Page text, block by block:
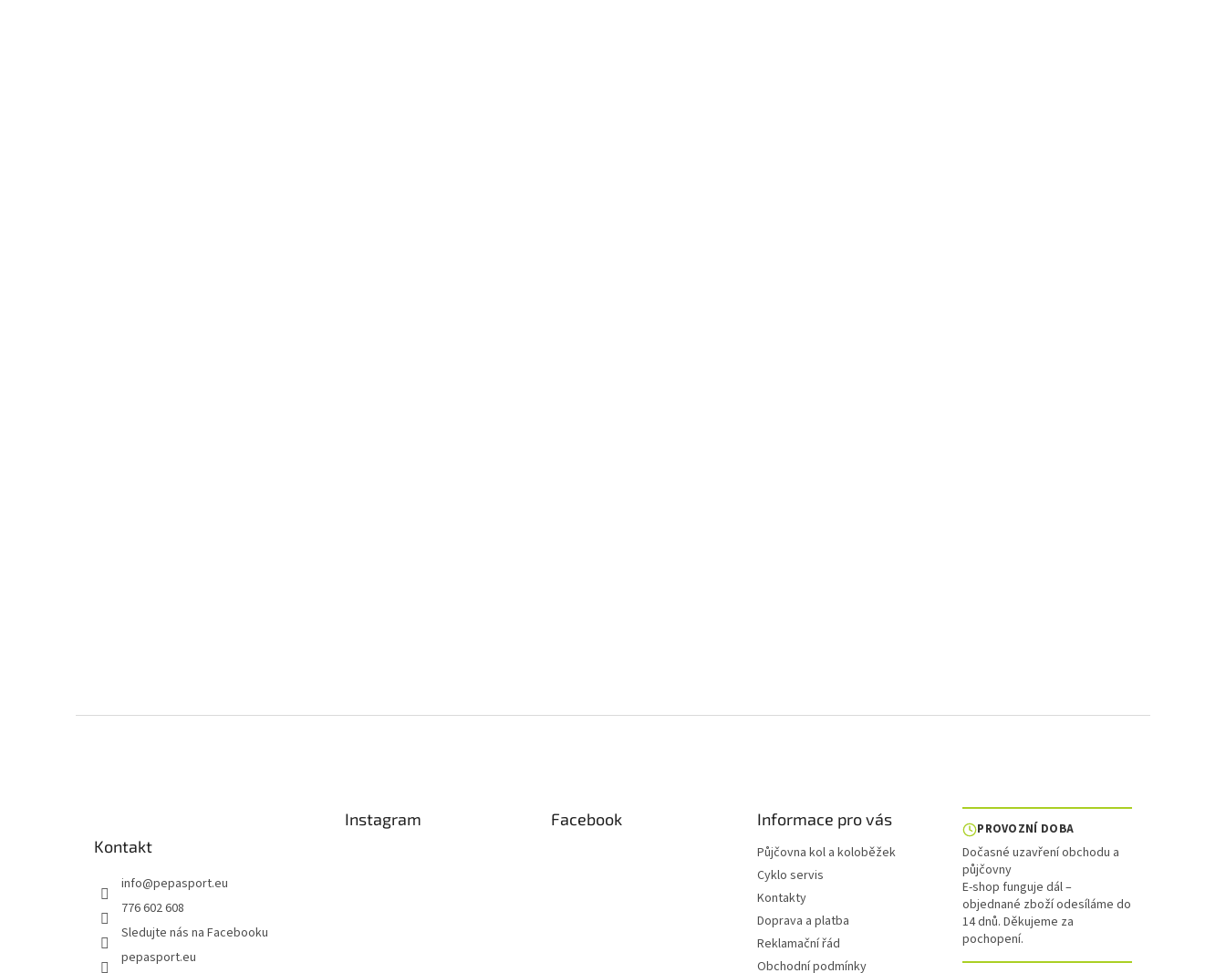
Kontakt
info@pepasport.eu
776 602 608
Sledujte nás na Facebooku
pepasport.eu
Instagram Facebook Informace pro vás
Půjčovna kol a koloběžek
Cyklo servis
Kontakty
Doprava a platba
Reklamační řád
Obchodní podmínky
PROVOZNÍ DOBA
Dočasné uzavření obchodu a
půjčovny
E-shop funguje dál –
objednané zboží odesíláme do
14 dnů. Děkujeme za
pochopení.